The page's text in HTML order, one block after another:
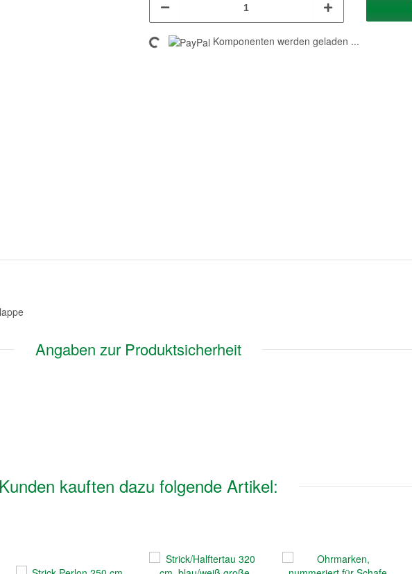
Loading... Komponenten werden geladen ...
Angaben zur Produktsicherheit
Kunden kauften dazu folgende Artikel: